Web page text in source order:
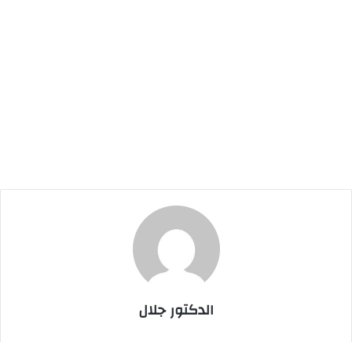
الدكتور جلال